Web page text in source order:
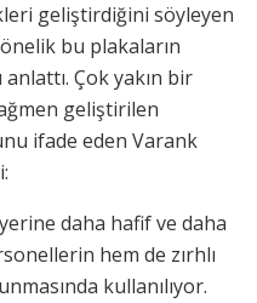
geliştirdiğini söyleyen
bu plakaların
anlattı. Çok yakın bir
geliştirilen
ifade eden Varank
daha hafif ve daha
hem de zırhlı
kullanılıyor.